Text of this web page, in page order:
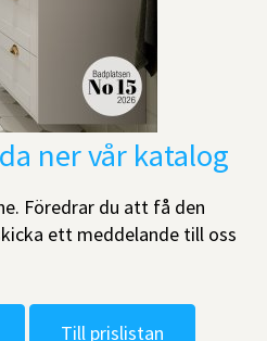
ner vår katalog
Föredrar du att få den
ett meddelande till oss
Till prislistan